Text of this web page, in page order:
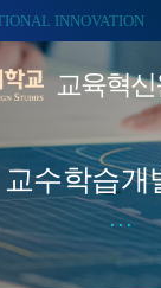
INNOVATION
교육혁신
교수학습개